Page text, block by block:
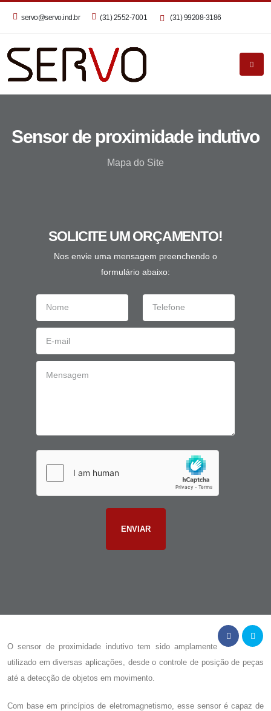
servo@servo.ind.br (31) 2552-7001 (31) 99208-3186
Sensor de proximidade indutivo
Mapa do Site
SOLICITE UM ORÇAMENTO!
Nos envie uma mensagem preenchendo o
formulário abaixo:
Osensor de proximidade indutivotem sido amplamente
utilizado em diversas aplicações, desde o controle de posição de peças
até a detecção de objetos em movimento.
Com base em princípios de eletromagnetismo, esse sensor é capaz de